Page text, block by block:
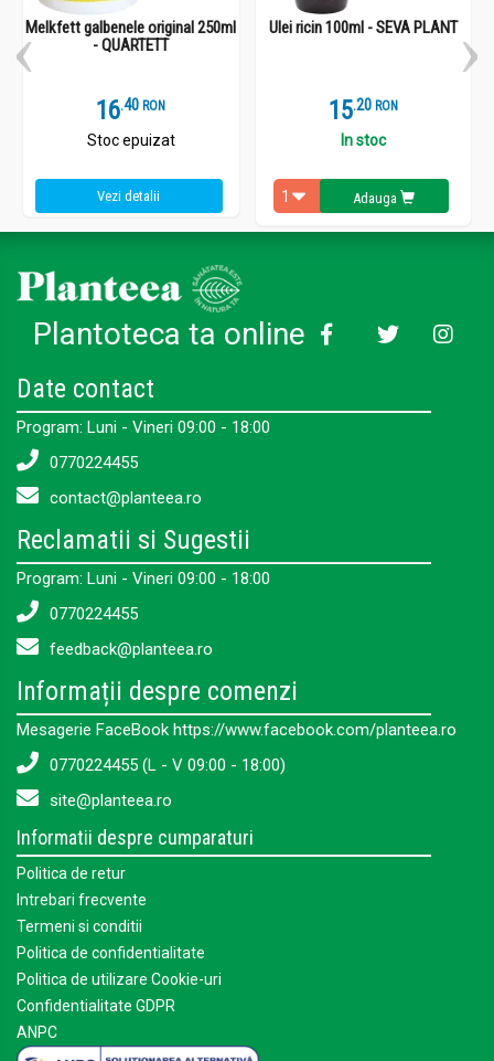
Melkfett galbenele original 250ml
- QUARTETT
16.4 RON
Stoc epuizat
Vezi detalii
Ulei ricin 100ml - SEVA PLANT
15.2 RON
In stoc
Adauga
Plantoteca ta online
Date contact
Program: Luni - Vineri 09:00 - 18:00
0770224455
contact@planteea.ro
Reclamatii si Sugestii
Program: Luni - Vineri 09:00 - 18:00
0770224455
feedback@planteea.ro
Informații despre comenzi
Mesagerie FaceBook https://www.facebook.com/planteea.ro
0770224455 (L - V 09:00 - 18:00)
site@planteea.ro
Informatii despre cumparaturi
Politica de retur
Intrebari frecvente
Termeni si conditii
Politica de confidentialitate
Politica de utilizare Cookie-uri
Confidentialitate GDPR
ANPC